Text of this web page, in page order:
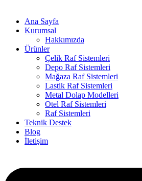
Ana Sayfa
Kurumsal
Hakkımızda
Ürünler
Çelik Raf Sistemleri
Depo Raf Sistemleri
Mağaza Raf Sistemleri
Lastik Raf Sistemleri
Metal Dolap Modelleri
Otel Raf Sistemleri
Raf Sistemleri
Teknik Destek
Blog
İletişim